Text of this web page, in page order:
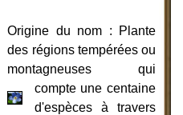
Origine du nom : Plante
des régions tempérées ou
montagneuses qui
compte une centaine
d'espèces à travers